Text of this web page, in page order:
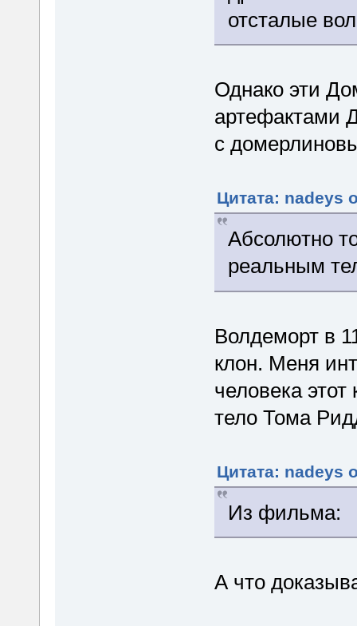
отсталые
Однако эти
артефактами
с
Цитата: nadeys
Абсолютно
реальным
Волдеморт в
клон. Меня
человека
тело Тома
Цитата: nadeys
Из фильма:
А что